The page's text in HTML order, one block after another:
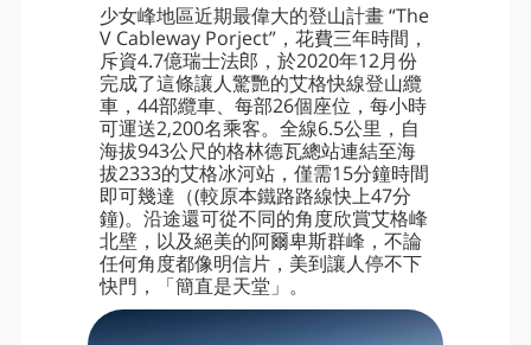
少女峰地區近期最偉大的登山計畫 “The
V Cableway Porject”，花費三年時間，
斥資4.7億瑞士法郎，於2020年12月份
完成了這條讓人驚艷的艾格快線登山纜
車，44部纜車、每部26個座位，每小時
可運送2,200名乘客。全線6.5公里，自
海拔943公尺的格林德瓦總站連結至海
拔2333的艾格冰河站，僅需15分鐘時間
即可幾達（(較原本鐵路路線快上47分
鐘)。沿途還可從不同的角度欣賞艾格峰
北壁，以及絕美的阿爾卑斯群峰，不論
任何角度都像明信片，美到讓人停不下
快門，「簡直是天堂」。